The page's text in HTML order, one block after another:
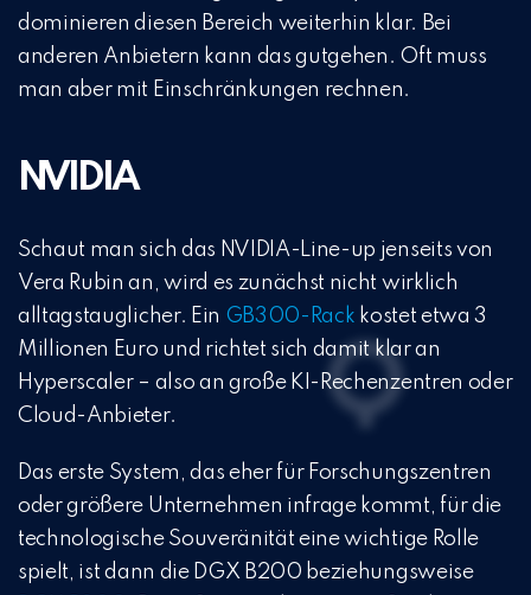
dominieren diesen Bereich weiterhin klar. Bei
anderen Anbietern kann das gutgehen. Oft muss
man aber mit Einschränkungen rechnen.
NVIDIA
Schaut man sich das NVIDIA-Line-up jenseits von
Vera Rubin an, wird es zunächst nicht wirklich
alltagstauglicher. Ein GB300-Rack kostet etwa 3
Millionen Euro und richtet sich damit klar an
Hyperscaler – also an große KI-Rechenzentren oder
Cloud-Anbieter.
Das erste System, das eher für Forschungszentren
oder größere Unternehmen infrage kommt, für die
technologische Souveränität eine wichtige Rolle
spielt, ist dann die DGX B200 beziehungsweise